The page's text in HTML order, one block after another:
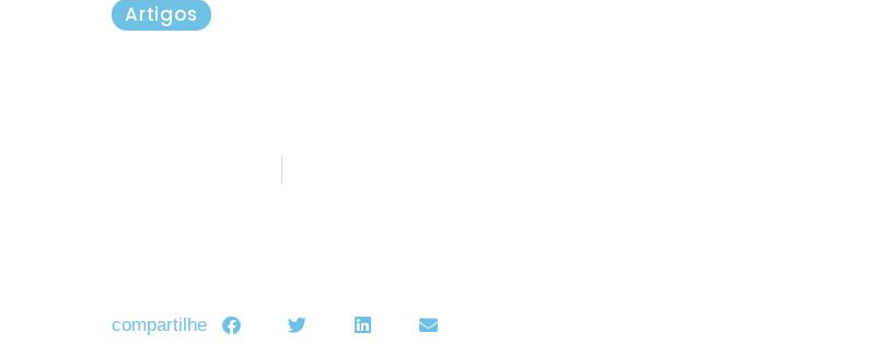
Artigos
compartilhe